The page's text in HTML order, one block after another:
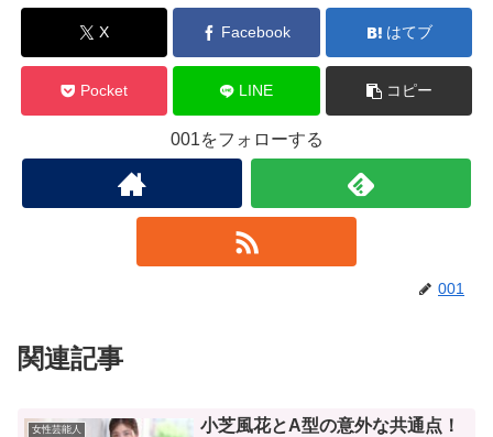
X Facebook はてブ
Pocket LINE コピー
001をフォローする
001
関連記事
女性芸能人
小芝風花とA型の意外な共通点！